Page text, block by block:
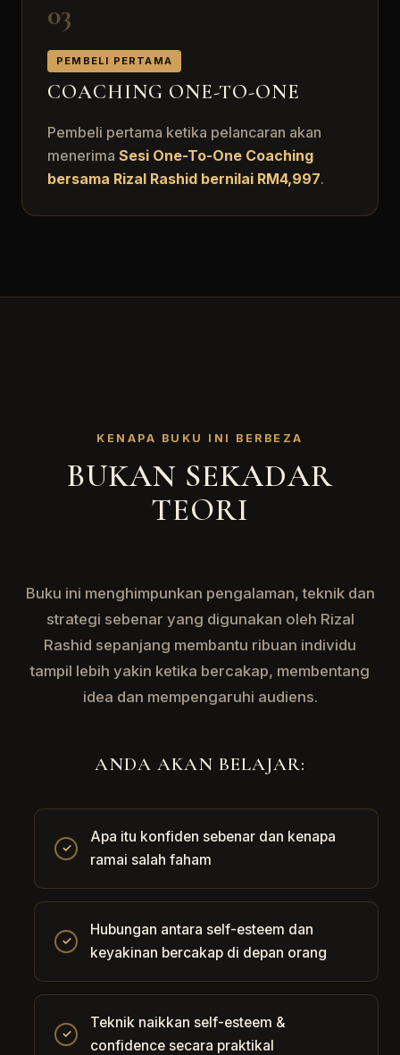
03
PEMBELI PERTAMA
COACHING ONE-TO-ONE
Pembeli pertama ketika pelancaran akan
menerima Sesi One-To-One Coaching
bersama Rizal Rashid bernilai RM4,997.
KENAPA BUKU INI BERBEZA
BUKAN SEKADAR
TEORI
Buku ini menghimpunkan pengalaman, teknik dan
strategi sebenar yang digunakan oleh Rizal
Rashid sepanjang membantu ribuan individu
tampil lebih yakin ketika bercakap, membentang
idea dan mempengaruhi audiens.
ANDA AKAN BELAJAR:
✓
Apa itu konfiden sebenar dan kenapa
ramai salah faham
✓
Hubungan antara self-esteem dan
keyakinan bercakap di depan orang
✓
Teknik naikkan self-esteem &
confidence secara praktikal